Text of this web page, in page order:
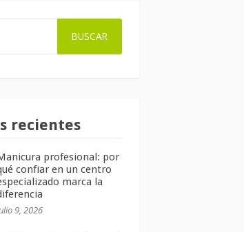
recientes
profesional: por
confiar en un centro
marca la
9, 2026